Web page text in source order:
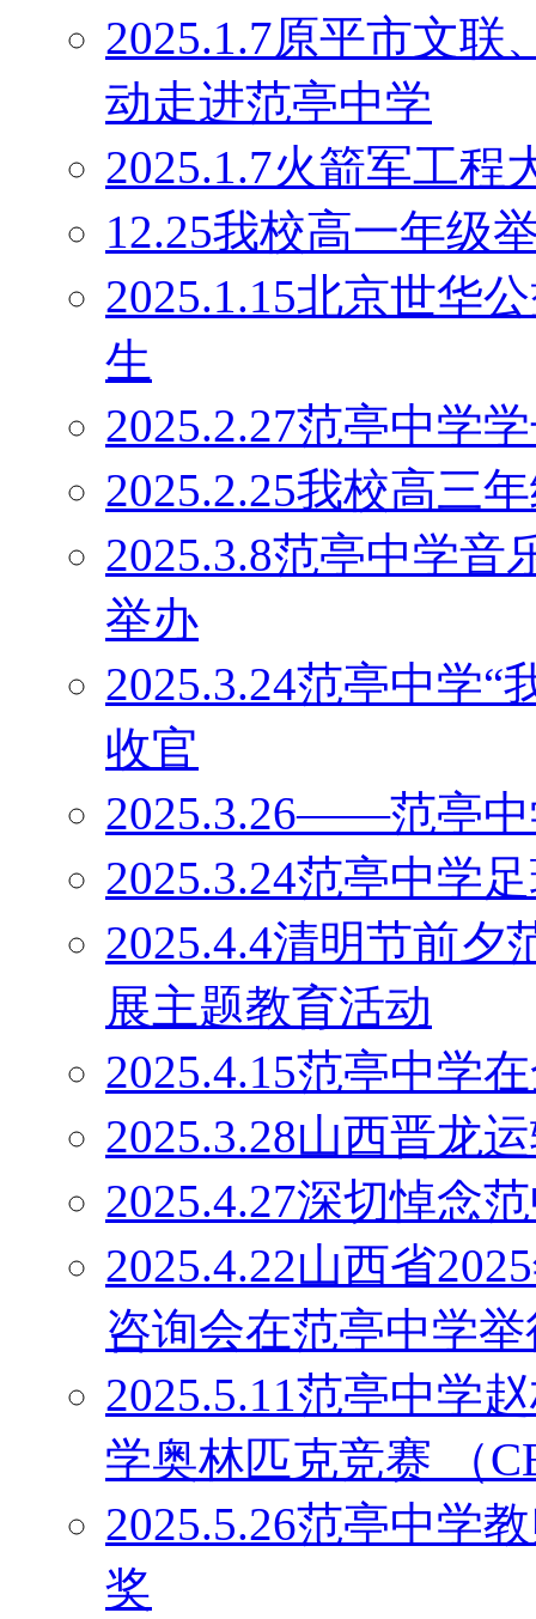
2025.1.7原平市文联
动走进范亭中学
2025.1.7火箭军工程
12.25我校高一年级
2025.1.15北京世华
生
2025.2.27范亭中学
2025.2.25我校高三
2025.3.8范亭中学音
举办
2025.3.24范亭中学“
收官
2025.3.26——范亭中
2025.3.24范亭中学
2025.4.4清明节前夕
展主题教育活动
2025.4.15范亭中学
2025.3.28山西晋龙
2025.4.27深切悼念
2025.4.22山西省
咨询会在范亭中学举
2025.5.11范亭中学
学奥林匹克竞赛 （
2025.5.26范亭中学
奖